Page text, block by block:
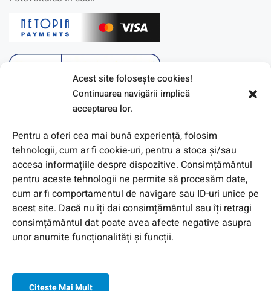
Acest site foloseşte cookies!
Continuarea navigării implică
acceptarea lor.
Pentru a oferi cea mai bună experiență, folosim
tehnologii, cum ar fi cookie-uri, pentru a stoca și/sau
accesa informațiile despre dispozitive. Consimțământul
pentru aceste tehnologii ne permite să procesăm date,
cum ar fi comportamentul de navigare sau ID-uri unice pe
acest site. Dacă nu îți dai consimțământul sau îți retragi
consimțământul dat poate avea afecte negative asupra
unor anumite funcționalități și funcții.
Citeşte Mai Mult
© 2026 Toate Drepturile Rezervate de Genway Romania